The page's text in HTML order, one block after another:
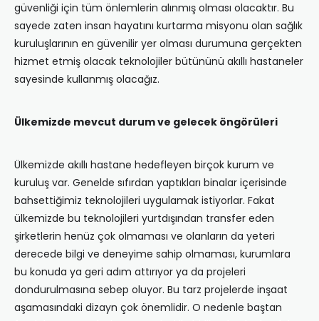
güvenliği için tüm önlemlerin alınmış olması olacaktır. Bu
sayede zaten insan hayatını kurtarma misyonu olan sağlık
kuruluşlarının en güvenilir yer olması durumuna gerçekten
hizmet etmiş olacak teknolojiler bütününü akıllı hastaneler
sayesinde kullanmış olacağız.
Ülkemizde mevcut durum ve gelecek öngörüleri
Ülkemizde akıllı hastane hedefleyen birçok kurum ve
kuruluş var. Genelde sıfırdan yaptıkları binalar içerisinde
bahsettiğimiz teknolojileri uygulamak istiyorlar. Fakat
ülkemizde bu teknolojileri yurtdışından transfer eden
şirketlerin henüz çok olmaması ve olanların da yeteri
derecede bilgi ve deneyime sahip olmaması, kurumlara
bu konuda ya geri adım attırıyor ya da projeleri
dondurulmasına sebep oluyor. Bu tarz projelerde inşaat
aşamasındaki dizayn çok önemlidir. O nedenle baştan